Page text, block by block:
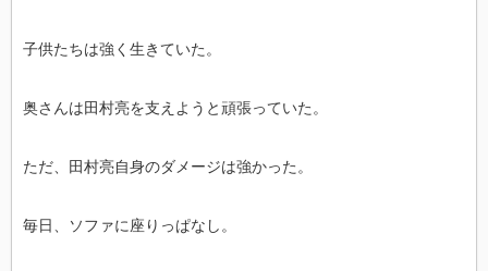
子供たちは強く生きていた。
奥さんは田村亮を支えようと頑張っていた。
ただ、田村亮自身のダメージは強かった。
毎日、ソファに座りっぱなし。